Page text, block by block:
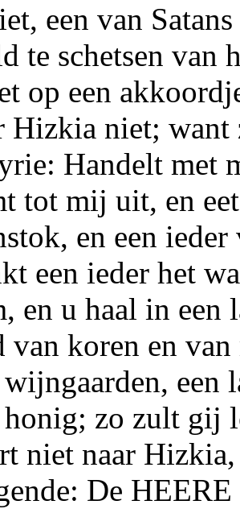
een van
te schetsen van
op een
Hizkia niet;
Handelt met
tot mij uit, en
en een
een ieder het
en u haal in een
van koren en
een
zo zult gij
niet naar
De